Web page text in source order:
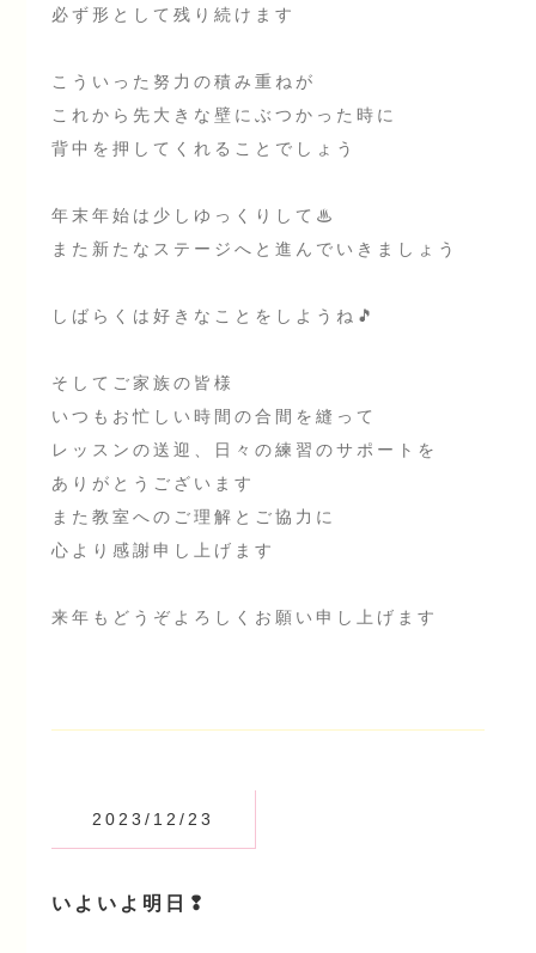
必ず形として残り続けます
こういった努力の積み重ねが
これから先大きな壁にぶつかった時に
背中を押してくれることでしょう
年末年始は少しゆっくりして♨
また新たなステージへと進んでいきましょう
しばらくは好きなことをしようね🎵
そしてご家族の皆様
いつもお忙しい時間の合間を縫って
レッスンの送迎、日々の練習のサポートを
ありがとうございます
また教室へのご理解とご協力に
心より感謝申し上げます
来年もどうぞよろしくお願い申し上げます
2023/12/23
いよいよ明日❢